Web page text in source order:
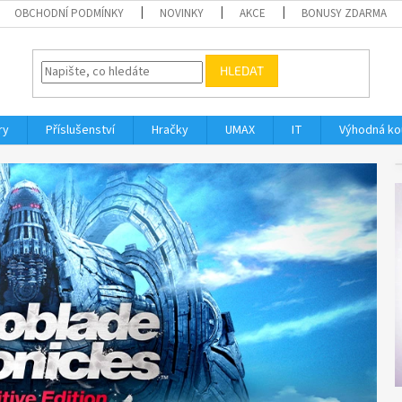
OBCHODNÍ PODMÍNKY NOVINKY AKCE BONUSY ZDARMA
HLEDAT
Příslušenství Hračky UMAX IT Výhodná